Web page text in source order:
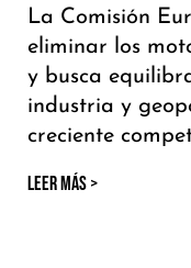
La Comisión
eliminar los
y busca
industria y
creciente
LEER MÁS >